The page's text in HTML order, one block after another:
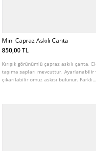
Mini Capraz Askılı Canta
850,00 TL
Kırışık görünümlü çapraz askılı çanta.
taşıma sapları mevcuttur. Ayarlanabilir
çıkarılabilir omuz askısı bulunur. Farklı